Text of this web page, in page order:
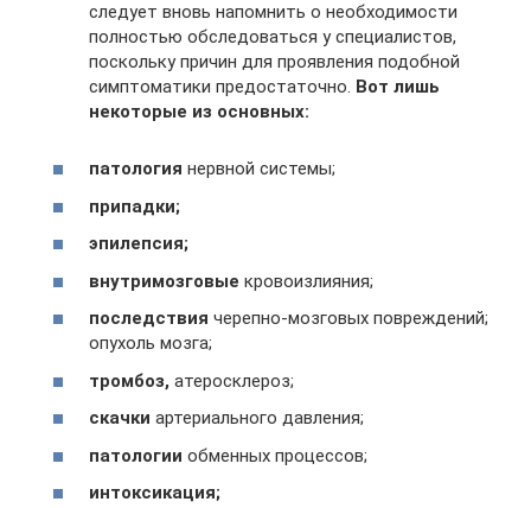
следует вновь напомнить о необходимости
полностью обследоваться у специалистов,
поскольку причин для проявления подобной
симптоматики предостаточно. Вот лишь
некоторые из основных:
патология нервной системы;
припадки;
эпилепсия;
внутримозговые кровоизлияния;
последствия черепно-мозговых повреждений;
опухоль мозга;
тромбоз, атеросклероз;
скачки артериального давления;
патологии обменных процессов;
интоксикация;